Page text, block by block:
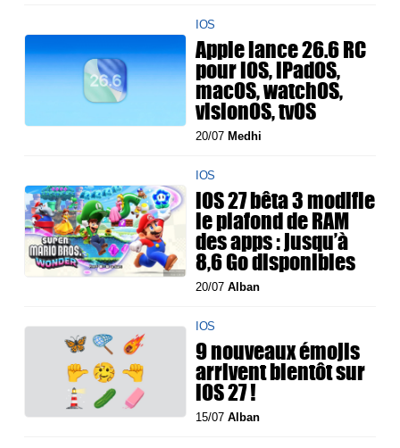
IOS
Apple lance 26.6 RC
pour iOS, iPadOS,
macOS, watchOS,
visionOS, tvOS
20/07 Medhi
IOS
iOS 27 bêta 3 modifie
le plafond de RAM
des apps : jusqu’à
8,6 Go disponibles
20/07Alban
IOS
9 nouveaux émojis
arrivent bientôt sur
iOS 27 !
15/07Alban